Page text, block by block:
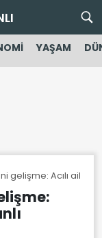
YAŞAM
gelişme: Acılı aileyi